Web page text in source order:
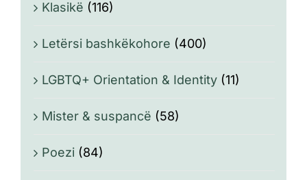
Klasikë (116)
Letërsi bashkëkohore (400)
LGBTQ+ Orientation & Identity (11)
Mister & suspancë (58)
Poezi (84)